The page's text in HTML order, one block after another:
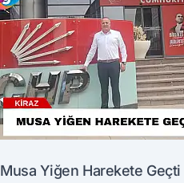
Musa Yiğen Harekete Geçti